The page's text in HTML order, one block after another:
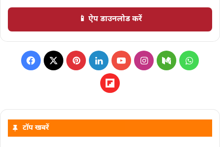
📱 ऐप डाउनलोड करें
टॉप खबरें